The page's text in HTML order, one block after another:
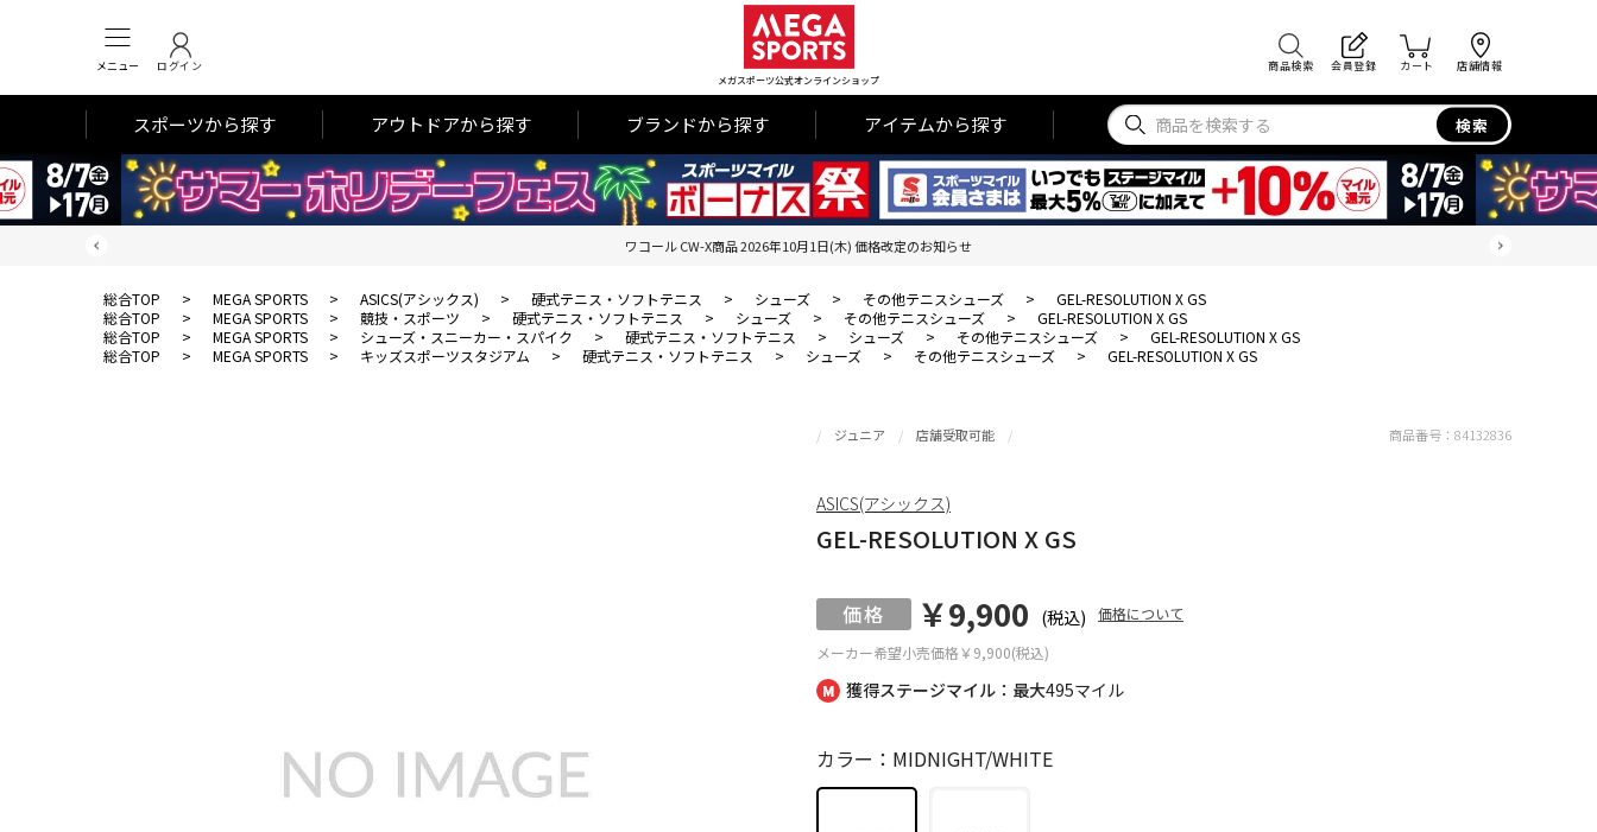
メニュー ログイン
メガスポーツ公式オンラインショップ
商品検索 会員登録 カート 店舗情報
スポーツから探す アウトドアから探す ブランドから探す アイテムから探す 検索
ワコール CW-X商品 2026年10月1日(木) 価格改定のお知らせ
総合TOP > MEGA SPORTS > ASICS(アシックス) > 硬式テニス・ソフトテニス > シューズ > その他テニスシューズ >
GEL-RESOLUTION X GS
総合TOP
> MEGA SPORTS > 競技・スポーツ > 硬式テニス・ソフトテニス > シューズ > その他テニスシューズ >
GEL-RESOLUTION X GS
総合TOP
> MEGA SPORTS > シューズ・スニーカー・スパイク > 硬式テニス・ソフトテニス > シューズ > その他テニスシューズ >
GEL-RESOLUTION X GS
総合TOP
> MEGA SPORTS > キッズスポーツスタジアム > 硬式テニス・ソフトテニス > シューズ > その他テニスシューズ > GEL-RESOLUTION X GS
獲得ステージマイル：最大495マイル
ジュニア 店舗受取可能
GEL-RESOLUTION X GS
メーカー希望小売価格￥9,900(税込)
￥9,900 (税込) 価格について
カラー：MIDNIGHT/WHITE
商品番号： 84132836
ASICS(アシックス)